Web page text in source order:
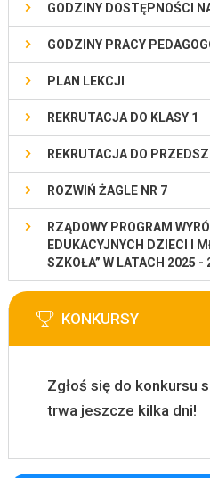
GODZINY DOSTĘPNOŚCI
GODZINY PRACY
PLAN LEKCJI
REKRUTACJA DO KLASY 1
REKRUTACJA DO
ROZWIŃ ŻAGLE NR 7
RZĄDOWY PROGRAM
EDUKACYJNYCH DZIECI I
SZKOŁA” W LATACH 2025 -
KONKURSY
Zgłoś się do konkursu
trwa jeszcze kilka dni!